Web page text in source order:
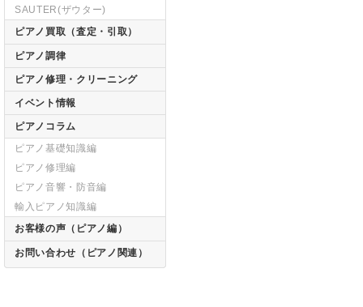
SAUTER(ザウター)
ピアノ買取（査定・引取）
ピアノ調律
ピアノ修理・クリーニング
イベント情報
ピアノコラム
ピアノ基礎知識編
ピアノ修理編
ピアノ音響・防音編
輸入ピアノ知識編
お客様の声（ピアノ編）
お問い合わせ（ピアノ関連）